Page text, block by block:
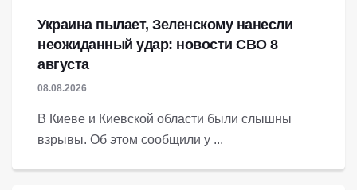
Украина пылает, Зеленскому нанесли
неожиданный удар: новости СВО 8
августа
08.08.2026
В Киеве и Киевской области были слышны
взрывы. Об этом сообщили у ...